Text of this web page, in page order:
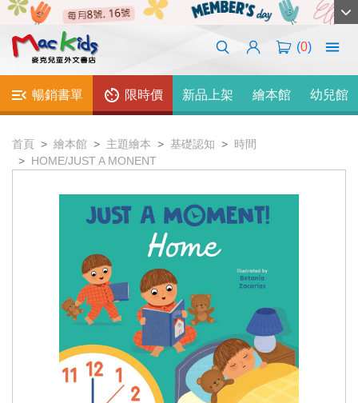
(0)
暢銷書單 限時價 新品上架 繪本館 幼兒館
首頁 繪本館 主題繪本 基礎認知
時間
HOME/JUST A MONENT